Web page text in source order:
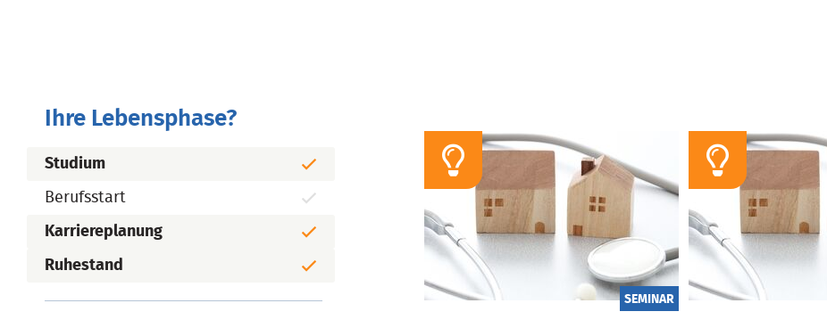
Ihre Lebensphase?
Studium
Berufsstart
Karriereplanung
Ruhestand
SEMINAR